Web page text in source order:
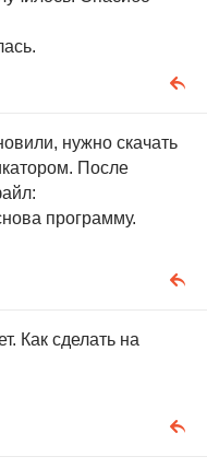
нужно скачать
После
программу.
Как сделать на